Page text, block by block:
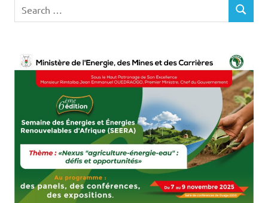
for:
SEARCH